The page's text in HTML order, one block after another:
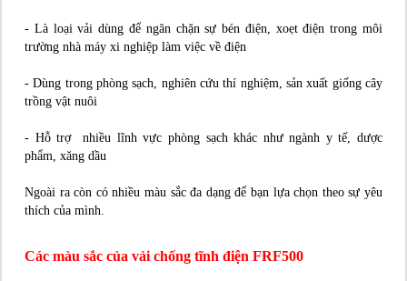
- Là loại vải dùng để ngăn chặn sự bén điện, xoẹt điện trong môi
trường nhà máy xi nghiệp làm việc về điện
- Dùng trong phòng sạch, nghiên cứu thí nghiệm, sản xuất giống cây
trồng vật nuôi
- Hỗ trợ nhiều lĩnh vực phòng sạch khác như ngành y tế, dược
phẩm, xăng dầu
Ngoài ra còn có nhiều màu sắc đa dạng để bạn lựa chọn theo sự yêu
thích của mình.
Các màu sắc của vải chống tĩnh điện FRF500